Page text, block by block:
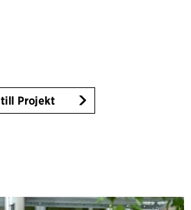
till Projekt